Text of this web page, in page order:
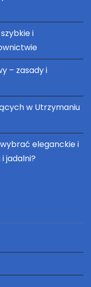
i
– zasady i
w Utrzymaniu
eleganckie i
jadalni?